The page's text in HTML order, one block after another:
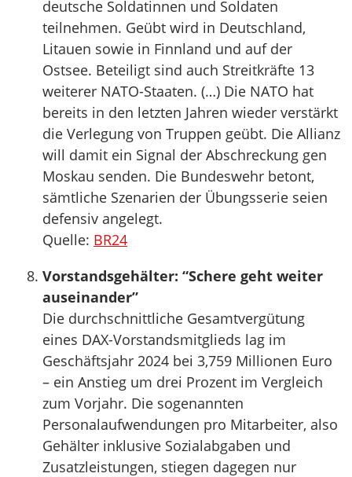
deutsche Soldatinnen und Soldaten
teilnehmen. Geübt wird in Deutschland,
Litauen sowie in Finnland und auf der
Ostsee. Beteiligt sind auch Streitkräfte 13
weiterer NATO-Staaten. (…) Die NATO hat
bereits in den letzten Jahren wieder verstärkt
die Verlegung von Truppen geübt. Die Allianz
will damit ein Signal der Abschreckung gen
Moskau senden. Die Bundeswehr betont,
sämtliche Szenarien der Übungsserie seien
defensiv angelegt.
Quelle: BR24
Vorstandsgehälter: “Schere geht weiter
auseinander”
Die durchschnittliche Gesamtvergütung
eines DAX-Vorstandsmitglieds lag im
Geschäftsjahr 2024 bei 3,759 Millionen Euro
– ein Anstieg um drei Prozent im Vergleich
zum Vorjahr. Die sogenannten
Personalaufwendungen pro Mitarbeiter, also
Gehälter inklusive Sozialabgaben und
Zusatzleistungen, stiegen dagegen nur